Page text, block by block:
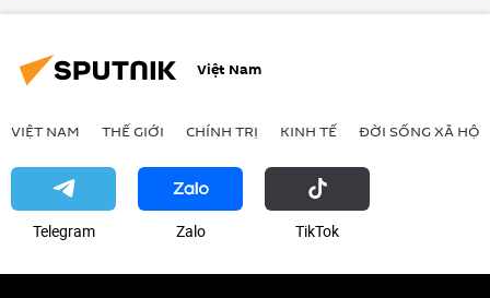
Việt Nam
VIỆT NAM THẾ GIỚI CHÍNH TRỊ KINH TẾ ĐỜI SỐNG XÃ HỘI
Telegram Zalo ТikТоk